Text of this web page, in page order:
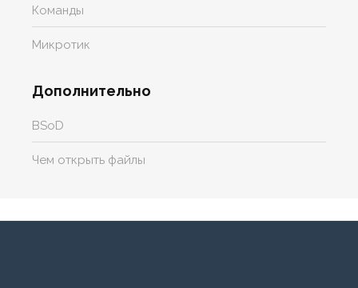
Команды
Микротик
Дополнительно
BSoD
Чем открыть файлы